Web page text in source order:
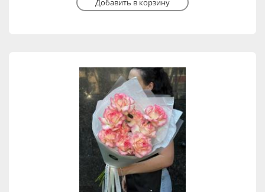
Добавить в корзину